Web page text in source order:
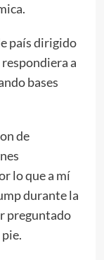
país dirigido
respondiera a
bases
de
lo que a mí
durante la
preguntado